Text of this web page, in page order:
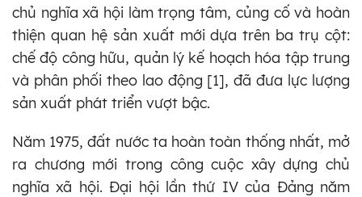
chủ nghĩa xã hội làm trọng tâm, củng cố và hoàn
thiện quan hệ sản xuất mới dựa trên ba trụ cột:
chế độ công hữu, quản lý kế hoạch hóa tập trung
và phân phối theo lao động [1], đã đưa lực lượng
sản xuất phát triển vượt bậc.
Năm 1975, đất nước ta hoàn toàn thống nhất, mở
ra chương mới trong công cuộc xây dựng chủ
nghĩa xã hội. Đại hội lần thứ IV của Đảng năm